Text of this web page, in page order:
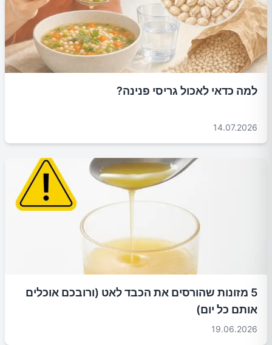
למה כדאי לאכול גריסי פנינה?
14.07.2026
5 מזונות שהורסים את הכבד לאט (ורובכם אוכלים
אותם כל יום)
19.06.2026